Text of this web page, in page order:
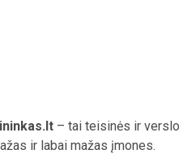
– tai teisinės ir
ir labai mažas įmones.